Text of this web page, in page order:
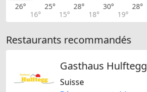
26°
16°
25°
15°
28°
18°
30°
19°
28°
Restaurants recommandés
Gasthaus Hulftegg
Suisse